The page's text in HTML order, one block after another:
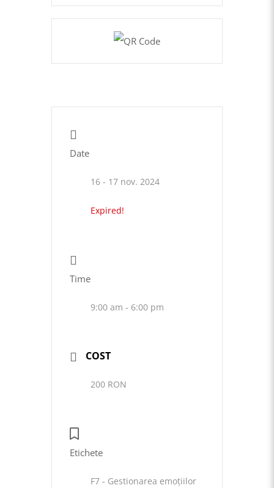
Date
16 - 17 nov. 2024
Expired!
Time
9:00 am - 6:00 pm
COST
200 RON
Etichete
F7 - Gestionarea emoțiilor